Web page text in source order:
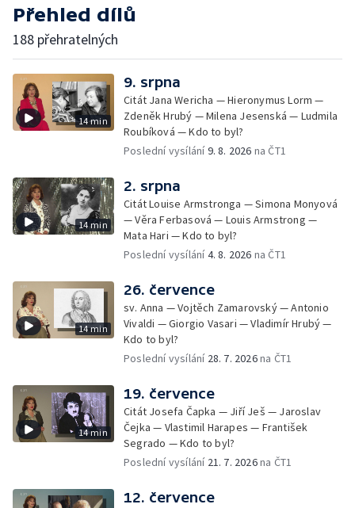
Přehled dílů
188 přehratelných
14 min
9. srpna
Citát Jana Wericha — Hieronymus Lorm —
Zdeněk Hrubý — Milena Jesenská — Ludmila
Roubíková — Kdo to byl?
Poslední vysílání9. 8. 2026 na ČT1
14 min
2. srpna
Citát Louise Armstronga — Simona Monyová
— Věra Ferbasová — Louis Armstrong —
Mata Hari — Kdo to byl?
Poslední vysílání4. 8. 2026 na ČT1
14 min
26. července
sv. Anna — Vojtěch Zamarovský — Antonio
Vivaldi — Giorgio Vasari — Vladimír Hrubý —
Kdo to byl?
Poslední vysílání 28. 7. 2026na ČT1
14 min
19. července
Citát Josefa Čapka — Jiří Ješ — Jaroslav
Čejka — Vlastimil Harapes — František
Segrado — Kdo to byl?
Poslední vysílání 21. 7. 2026na ČT1
12. července